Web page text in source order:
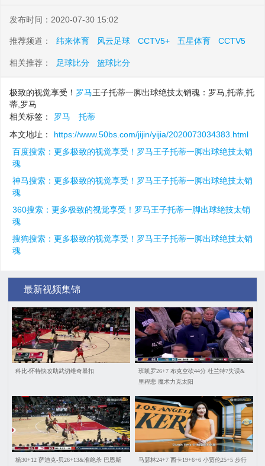
发布时间：2020-07-30 15:02
推荐频道： 纬来体育 风云足球 CCTV5+ 五星体育 CCTV5
相关推荐： 足球比分 篮球比分
极致的视觉享受！ 罗马王子托蒂一脚出球绝技太销魂：罗马,托蒂,托
蒂,罗马
相关标签：
罗马
托蒂
本文地址：
https://www.50bs.com/jijin/yijia/2020073034383.html
百度搜索：更多极致的视觉享受！罗马王子托蒂一脚出球绝技太销
魂
神马搜索：更多极致的视觉享受！罗马王子托蒂一脚出球绝技太销
魂
360搜索：更多极致的视觉享受！罗马王子托蒂一脚出球绝技太销
魂
搜狗搜索：更多极致的视觉享受！罗马王子托蒂一脚出球绝技太销
魂
最新视频集锦
科比-怀特快攻助武切维奇暴扣
班凯罗26+7 布克空砍44分 杜兰特7失误&
里程悲 魔术力克太阳
杨30+12 萨迪克-贝26+13&准绝杀 巴恩斯
马瑟林24+7 西卡19+6+6 小贾伦25+5 步行